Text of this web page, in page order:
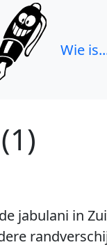
Wie
jabulani in